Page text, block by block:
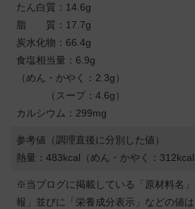
たん白質：14.6g
脂 質：17.7g
炭水化物：66.4g
食塩相当量：6.9g
（めん・かやく：2.3g）
（スープ：4.6g）
カルシウム：299mg
参考値（調理直後に分別した値）
熱量：483kcal（めん・かやく：
※当ブログに掲載している「原材料名
報」並びに「栄養成分表示」などの値